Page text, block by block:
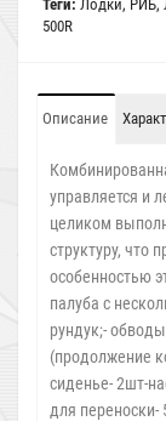
Теги: Лодки, РИБ,
500R
Описание
управляется и
целиком
структуру, что
особенностью
палуба с
рундук;-
(продолжение
сиденье- 2шт-
для